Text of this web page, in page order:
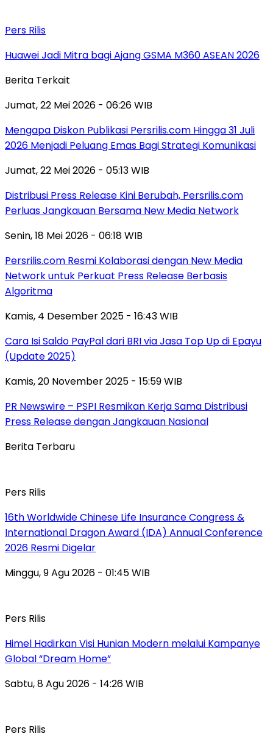
Pers Rilis
Huawei Jadi Mitra bagi Ajang GSMA M360 ASEAN 2026
Berita Terkait
Jumat, 22 Mei 2026 - 06:26 WIB
Mengapa Diskon Publikasi Persrilis.com Hingga 31 Juli
2026 Menjadi Peluang Emas Bagi Strategi Komunikasi
Jumat, 22 Mei 2026 - 05:13 WIB
Distribusi Press Release Kini Berubah, Persrilis.com
Perluas Jangkauan Bersama New Media Network
Senin, 18 Mei 2026 - 06:18 WIB
Persrilis.com Resmi Kolaborasi dengan New Media
Network untuk Perkuat Press Release Berbasis
Algoritma
Kamis, 4 Desember 2025 - 16:43 WIB
Cara Isi Saldo PayPal dari BRI via Jasa Top Up di Epayu
(Update 2025)
Kamis, 20 November 2025 - 15:59 WIB
PR Newswire – PSPI Resmikan Kerja Sama Distribusi
Press Release dengan Jangkauan Nasional
Berita Terbaru
Pers Rilis
16th Worldwide Chinese Life Insurance Congress &
International Dragon Award (IDA) Annual Conference
2026 Resmi Digelar
Minggu, 9 Agu 2026 - 01:45 WIB
Pers Rilis
Himel Hadirkan Visi Hunian Modern melalui Kampanye
Global “Dream Home”
Sabtu, 8 Agu 2026 - 14:26 WIB
Pers Rilis